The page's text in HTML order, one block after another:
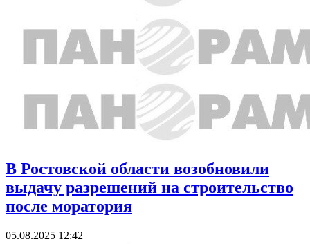
В Ростовской области возобновили
выдачу разрешений на строительство
после моратория
05.08.2025 12:42